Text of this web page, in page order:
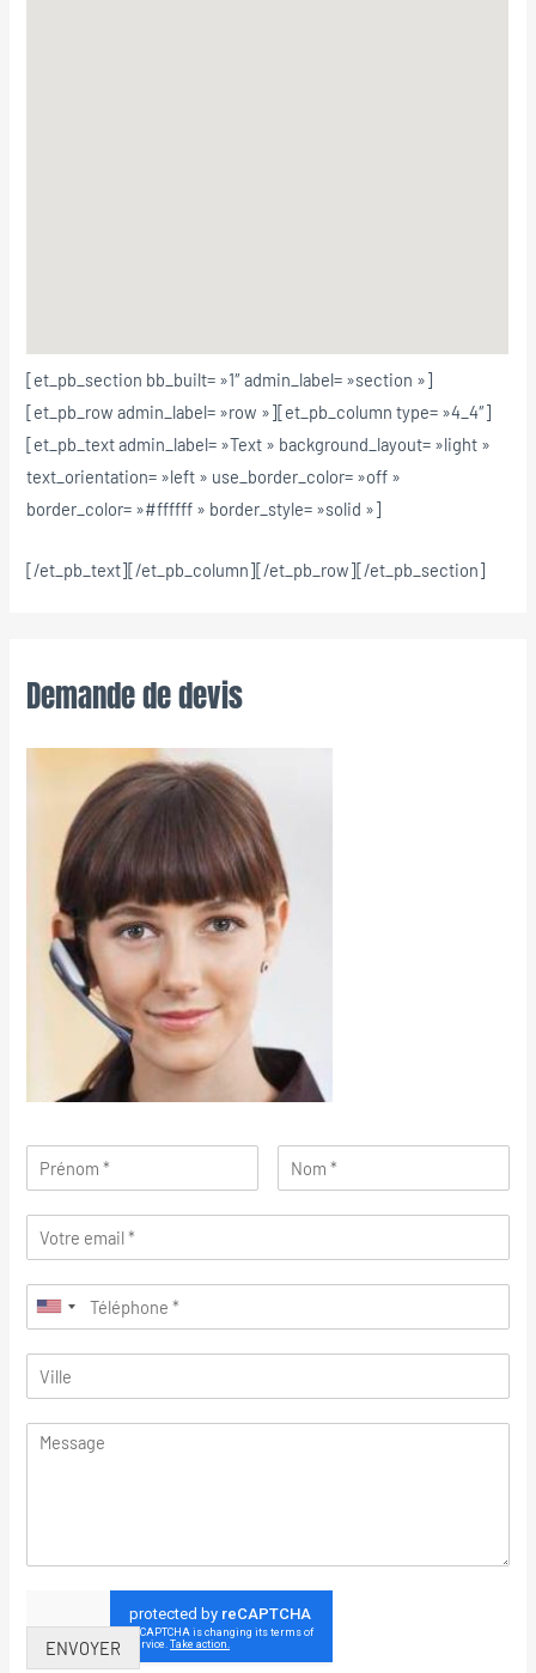
[et_pb_section bb_built= »1″ admin_label= »section »]
[et_pb_row admin_label= »row »][et_pb_column type= »4_4″]
[et_pb_text admin_label= »Text » background_layout= »light »
text_orientation= »left » use_border_color= »off »
border_color= »#ffffff » border_style= »solid »]
[/et_pb_text][/et_pb_column][/et_pb_row][/et_pb_section]
Demande de devis
ENVOYER